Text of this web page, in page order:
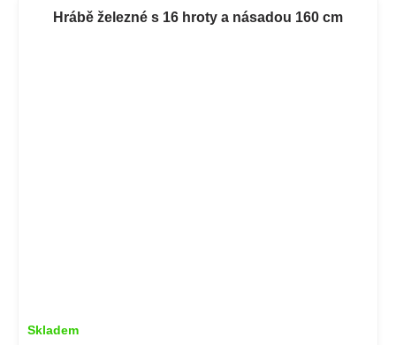
Hrábě železné s 16 hroty a násadou 160 cm
Skladem